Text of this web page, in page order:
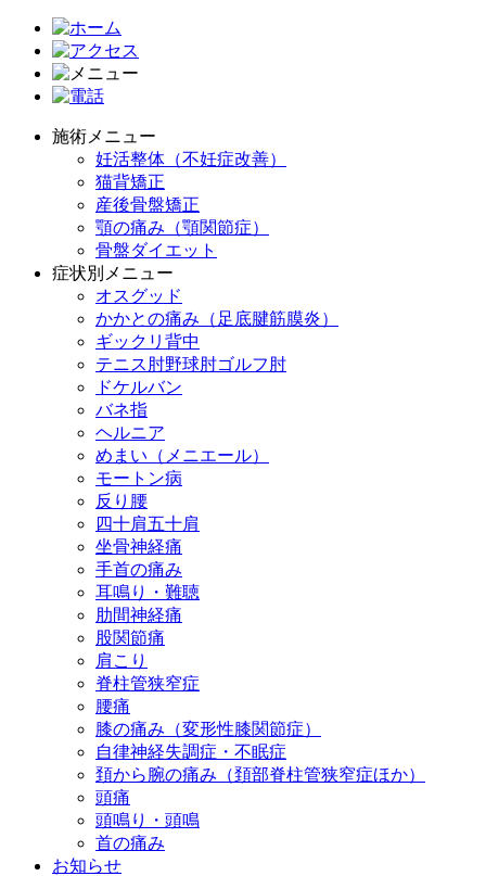
施術メニュー
妊活整体（不妊症改善）
猫背矯正
産後骨盤矯正
顎の痛み（顎関節症）
骨盤ダイエット
症状別メニュー
オスグッド
かかとの痛み（足底腱筋膜炎）
ギックリ背中
テニス肘野球肘ゴルフ肘
ドケルバン
バネ指
ヘルニア
めまい（メニエール）
モートン病
反り腰
四十肩五十肩
坐骨神経痛
手首の痛み
耳鳴り・難聴
肋間神経痛
股関節痛
肩こり
脊柱管狭窄症
腰痛
膝の痛み（変形性膝関節症）
自律神経失調症・不眠症
頚から腕の痛み（頚部脊柱管狭窄症ほか）
頭痛
頭鳴り・頭鳴
首の痛み
お知らせ